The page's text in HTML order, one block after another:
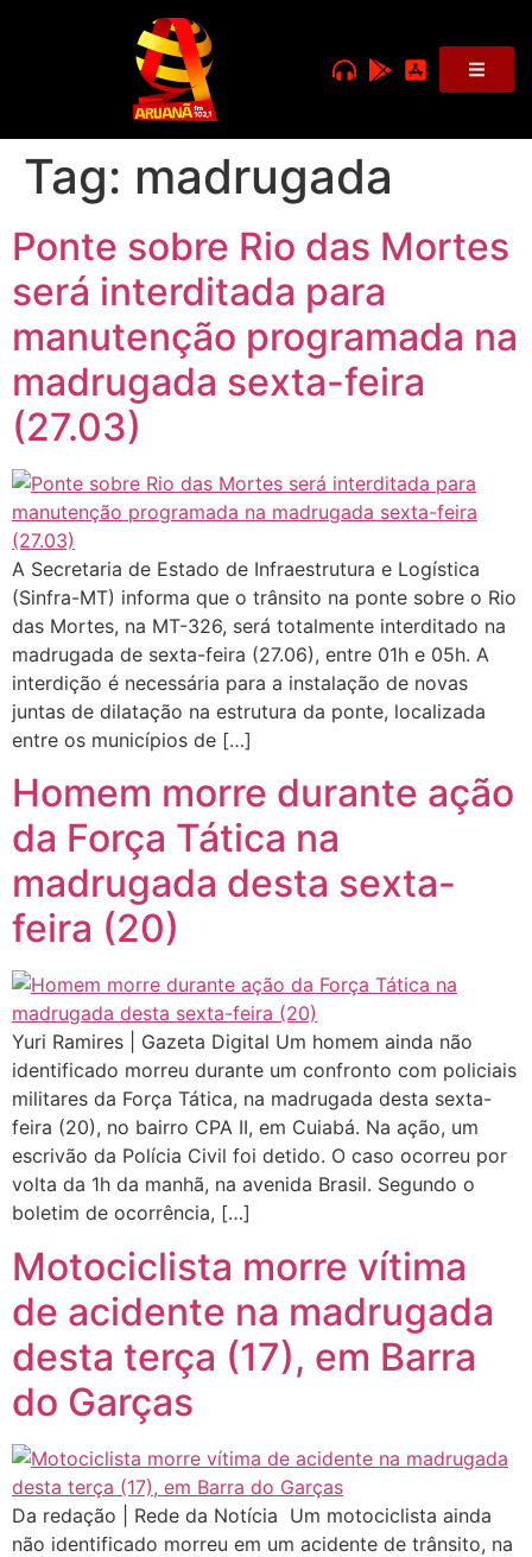
Tag: madrugada
Ponte sobre Rio das Mortes
será interditada para
manutenção programada na
madrugada sexta-feira
(27.03)
A Secretaria de Estado de Infraestrutura e Logística
(Sinfra-MT) informa que o trânsito na ponte sobre o Rio
das Mortes, na MT-326, será totalmente interditado na
madrugada de sexta-feira (27.06), entre 01h e 05h. A
interdição é necessária para a instalação de novas
juntas de dilatação na estrutura da ponte, localizada
entre os municípios de […]
Homem morre durante ação
da Força Tática na
madrugada desta sexta-
feira (20)
Yuri Ramires | Gazeta Digital Um homem ainda não
identificado morreu durante um confronto com policiais
militares da Força Tática, na madrugada desta sexta-
feira (20), no bairro CPA II, em Cuiabá. Na ação, um
escrivão da Polícia Civil foi detido. O caso ocorreu por
volta da 1h da manhã, na avenida Brasil. Segundo o
boletim de ocorrência, […]
Motociclista morre vítima
de acidente na madrugada
desta terça (17), em Barra
do Garças
Da redação | Rede da Notícia Um motociclista ainda
não identificado morreu em um acidente de trânsito, na